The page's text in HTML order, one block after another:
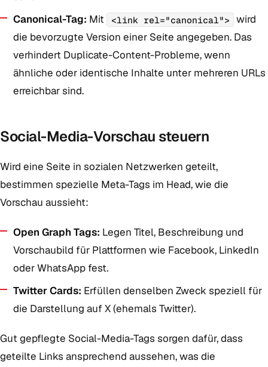
Canonical-Tag: Mit <link rel="canonical">
wird
die bevorzugte Version einer Seite angegeben. Das
verhindert Duplicate-Content-Probleme, wenn
ähnliche oder identische Inhalte unter mehreren URLs
erreichbar sind.
Social-Media-Vorschau steuern
Wird eine Seite in sozialen Netzwerken geteilt,
bestimmen spezielle Meta-Tags im Head, wie die
Vorschau aussieht:
Open Graph Tags: Legen Titel, Beschreibung und
Vorschaubild für Plattformen wie Facebook, LinkedIn
oder WhatsApp fest.
Twitter Cards: Erfüllen denselben Zweck speziell für
die Darstellung auf X (ehemals Twitter).
Gut gepflegte Social-Media-Tags sorgen dafür, dass
geteilte Links ansprechend aussehen, was die